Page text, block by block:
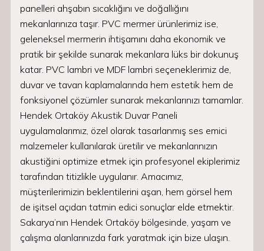
panelleri ahşabın sıcaklığını ve doğallığını
mekanlarınıza taşır. PVC mermer ürünlerimiz ise,
geleneksel mermerin ihtişamını daha ekonomik ve
pratik bir şekilde sunarak mekanlara lüks bir dokunuş
katar. PVC lambri ve MDF lambri seçeneklerimiz de,
duvar ve tavan kaplamalarında hem estetik hem de
fonksiyonel çözümler sunarak mekanlarınızı tamamlar.
Hendek Ortaköy Akustik Duvar Paneli
uygulamalarımız, özel olarak tasarlanmış ses emici
malzemeler kullanılarak üretilir ve mekanlarınızın
akustiğini optimize etmek için profesyonel ekiplerimiz
tarafından titizlikle uygulanır. Amacımız,
müşterilerimizin beklentilerini aşan, hem görsel hem
de işitsel açıdan tatmin edici sonuçlar elde etmektir.
Sakarya’nın Hendek Ortaköy bölgesinde, yaşam ve
çalışma alanlarınızda fark yaratmak için bize ulaşın.